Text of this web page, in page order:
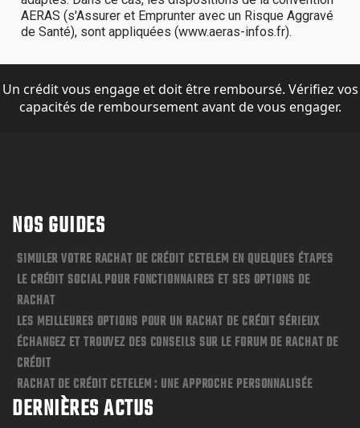
Un crédit vous engage et doit être remboursé. Vérifiez vos
capacités de remboursement avant de vous engager.
NOS GUIDES
SIMULER VOTRE RACHAT DE CRÉDIT CETELEM EN QUELQUES ÉTAPES
LE CRÉDIT SOCIAL POUR FONCTIONNAIRES ET SES OPTIONS DE
RACHAT
LES MEILLEURES OPTIONS POUR UN RACHAT DE CRÉDIT SÉRIEUX
ÉCHANGEZ ET TROUVEZ DES CONSEILS SUR LE FORUM DE RACHAT DE
CRÉDIT
RACHAT DE CRÉDIT CETELEM : UNE APPROCHE PERSONNALISÉE
DERNIÈRES ACTUS